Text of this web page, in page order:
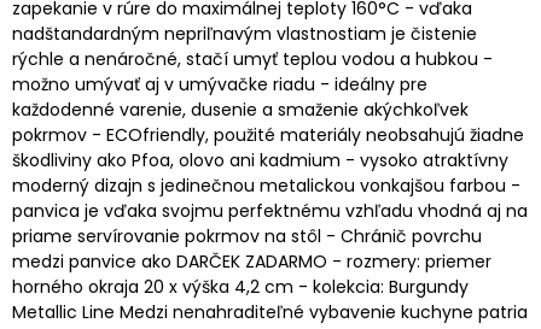
zapekanie v rúre do maximálnej teploty 160°C - vďaka
nadštandardným nepriľnavým vlastnostiam je čistenie
rýchle a nenáročné, stačí umyť teplou vodou a hubkou -
možno umývať aj v umývačke riadu - ideálny pre
každodenné varenie, dusenie a smaženie akýchkoľvek
pokrmov - ECOfriendly, použité materiály neobsahujú žiadne
škodliviny ako Pfoa, olovo ani kadmium - vysoko atraktívny
moderný dizajn s jedinečnou metalickou vonkajšou farbou -
panvica je vďaka svojmu perfektnému vzhľadu vhodná aj na
priame servírovanie pokrmov na stôl - Chránič povrchu
medzi panvice ako DARČEK ZADARMO - rozmery: priemer
horného okraja 20 x výška 4,2 cm - kolekcia: Burgundy
Metallic Line Medzi nenahraditeľné vybavenie kuchyne patria